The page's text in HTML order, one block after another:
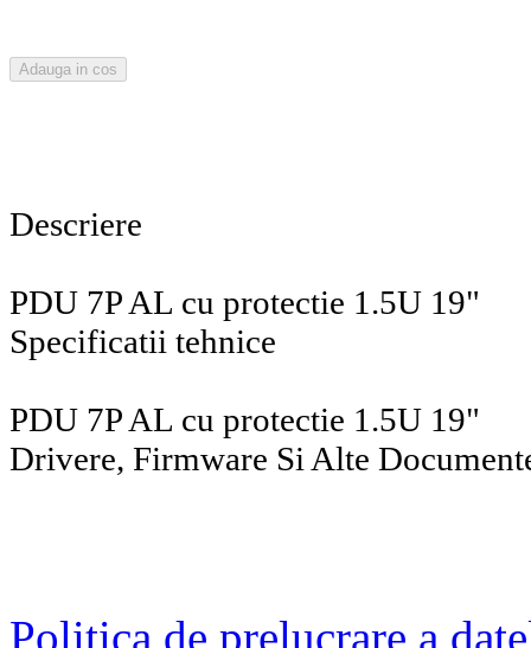
Descriere
PDU 7P AL cu protectie 1.5U 19"
Specificatii tehnice
PDU 7P AL cu protectie 1.5U 19"
Drivere, Firmware Si Alte
Politica de prelucrare a